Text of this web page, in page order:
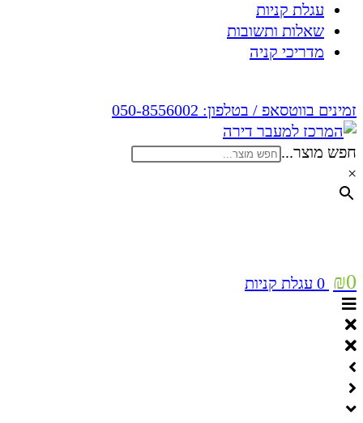
עגלת קניות
שאלות ותשובות
מדריכי קניה
זמינים בווטסאפ / בטלפון: 050-8556002
חפש מוצר...
×
₪0
0 עגלת קניות